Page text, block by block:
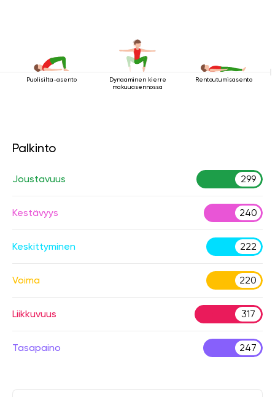
Puolisilta-asento
Dynaaminen kierre
makuuasennossa
Rentoutumisasento
Palkinto
Joustavuus 299
Kestävyys 240
Keskittyminen 222
Voima 220
Liikkuvuus 317
Tasapaino 247